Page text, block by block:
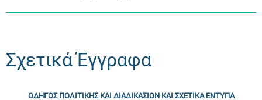
Σχετικά Έγγραφα
ΟΔΗΓΟΣ ΠΟΛΙΤΙΚΗΣ ΚΑΙ ΔΙΑΔΙΚΑΣΙΩΝ ΚΑΙ ΣΧΕΤΙΚΑ ΕΝΤΥΠΑ